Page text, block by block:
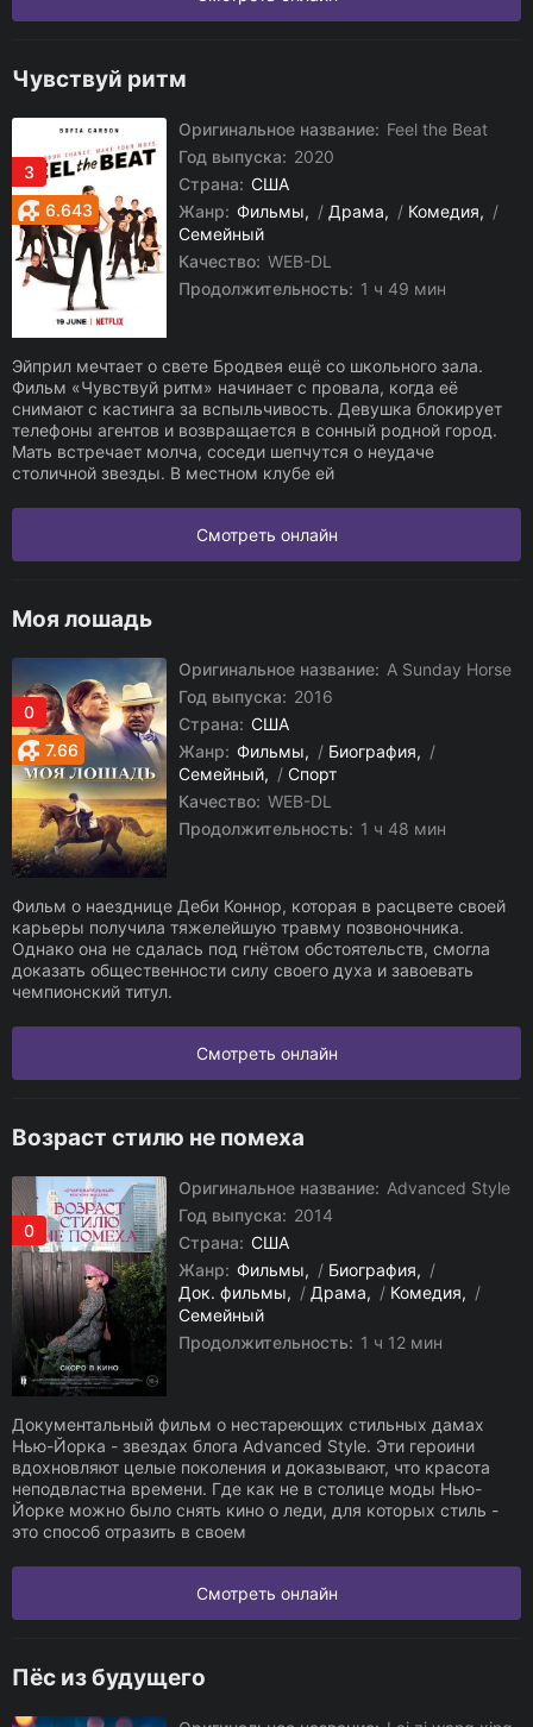
Чувствуй ритм
3
6.643
Оригинальное название: Feel the Beat
Год выпуска: 2020
Страна: США
Жанр: Фильмы / Драма / Комедия
/
Семейный
Качество: WEB-DL
Продолжительность: 1 ч 49 мин
Эйприл мечтает о свете Бродвея ещё со школьного зала.
Фильм «Чувствуй ритм» начинает с провала, когда её
снимают с кастинга за вспыльчивость. Девушка блокирует
телефоны агентов и возвращается в сонный родной город.
Мать встречает молча, соседи шепчутся о неудаче
столичной звезды. В местном клубе ей
Смотреть онлайн
Моя лошадь
0
7.66
Оригинальное название: A Sunday Horse
Год выпуска: 2016
Страна: США
Жанр: Фильмы / Биография
/
Семейный
/ Спорт
Качество: WEB-DL
Продолжительность: 1 ч 48 мин
Фильм о наезднице Деби Коннор, которая в расцвете своей
карьеры получила тяжелейшую травму позвоночника.
Однако она не сдалась под гнётом обстоятельств, смогла
доказать общественности силу своего духа и завоевать
чемпионский титул.
Смотреть онлайн
Возраст стилю не помеха
0
Оригинальное название: Advanced Style
Год выпуска: 2014
Страна: США
Жанр: Фильмы / Биография
/
Док. фильмы
/ Драма / Комедия
/
Семейный
Продолжительность: 1 ч 12 мин
Документальный фильм о нестареющих стильных дамах
Нью-Йорка - звездах блога Advanced Style. Эти героини
вдохновляют целые поколения и доказывают, что красота
неподвластна времени. Где как не в столице моды Нью-
Йорке можно было снять кино о леди, для которых стиль -
это способ отразить в своем
Смотреть онлайн
Пёс из будущего